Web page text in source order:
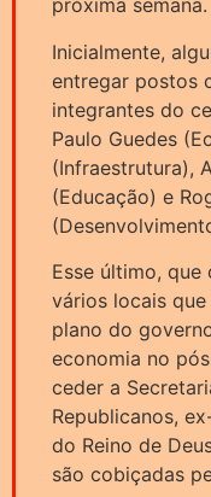
próxima semana.
Inicialmente,
entregar postos
integrantes do
Paulo Guedes
(Infraestrutura),
(Educação) e
Esse último,
vários locais
plano do
economia no
ceder a
Republicanos,
do Reino de
são cobiçadas